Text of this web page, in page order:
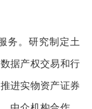
。研究制定土
据产权交易和行
进实物资产证券